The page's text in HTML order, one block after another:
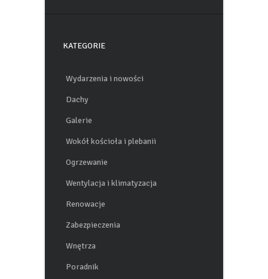
KATEGORIE
Wydarzenia i nowości
Dachy
Galerie
Wokół kościoła i plebanii
Ogrzewanie
Wentylacja i klimatyzacja
Renowacje
Zabezpieczenia
Wnętrza
Poradnik